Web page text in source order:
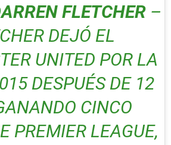
FLETCHER –
DEJÓ EL
UNITED POR LA
DESPUÉS DE 12
CINCO
PREMIER LEAGUE,